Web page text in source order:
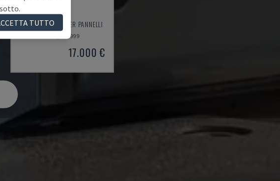
HPV11
HOLZMA - SEGA PER PANNELLI
1999
17.000 €
TUTTO